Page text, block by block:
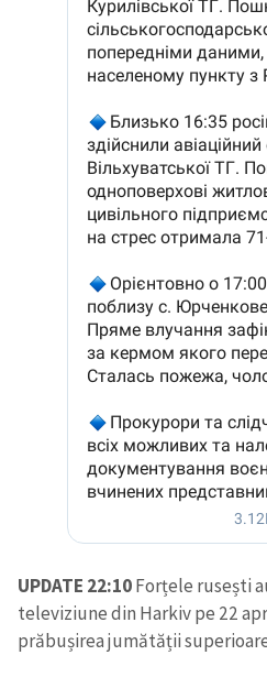
UPDATE 22:10Forțele rusești
televiziune din Harkiv pe 22
prăbușirea jumătății